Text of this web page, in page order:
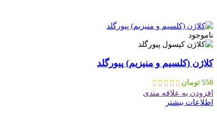
ناموجود
کلاژن (کلسیم و منیزیم) پیورگلد
550 تومان
افزودن به علاقه مندی
اطلاعات بیشتر